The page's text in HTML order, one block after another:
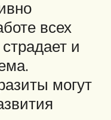
всех
и
могут